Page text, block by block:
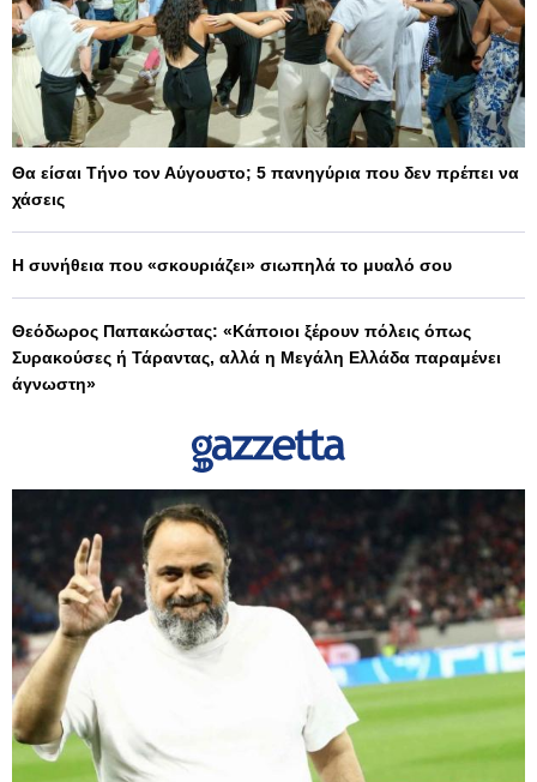
Θα είσαι Τήνο τον Αύγουστο; 5 πανηγύρια που δεν πρέπει να
χάσεις
Η συνήθεια που «σκουριάζει» σιωπηλά το μυαλό σου
Θεόδωρος Παπακώστας: «Κάποιοι ξέρουν πόλεις όπως
Συρακούσες ή Τάραντας, αλλά η Μεγάλη Ελλάδα παραμένει
άγνωστη»